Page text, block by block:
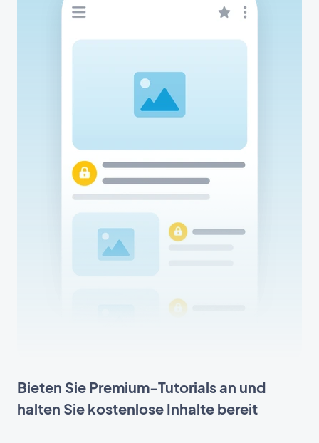
Bieten Sie Premium-Tutorials an und
halten Sie kostenlose Inhalte bereit